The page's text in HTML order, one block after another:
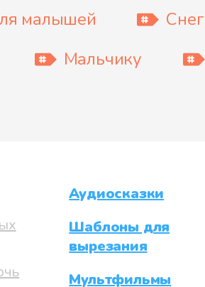
малышей
Снег
Мальчику
Аудиосказки
Шаблоны для
вырезания
Мультфильмы